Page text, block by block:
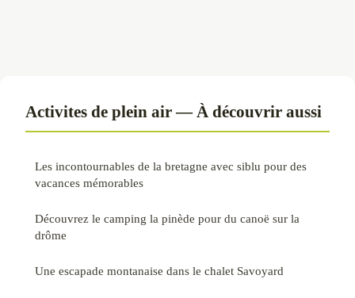
Activites de plein air — À découvrir aussi
Les incontournables de la bretagne avec siblu pour des
vacances mémorables
Découvrez le camping la pinède pour du canoë sur la
drôme
Une escapade montanaise dans le chalet Savoyard